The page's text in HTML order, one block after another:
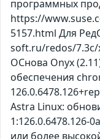
программных
https://
5157.html Для
soft.ru/redos/
ОСнова Оnyx
обеспечения
Astra Linux:
1:126.0.6478.126-
или более